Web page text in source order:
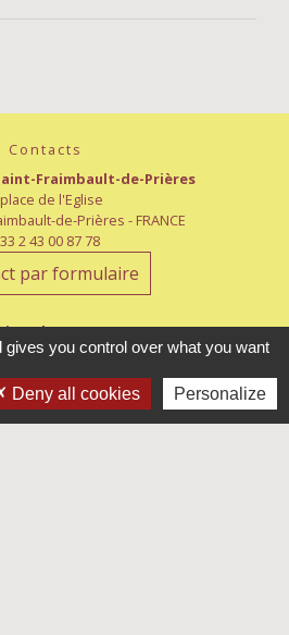
Contacts
Fraimbault-de-Prières
de l'Eglise
de-Prières - FRANCE
2 43 00 87 78
par formulaire
d'ouverture
: 8h15-12h15
8h30-12h/13h30-18h
: 8h15-12h15
you control over what you want
Deny all cookies Personalize